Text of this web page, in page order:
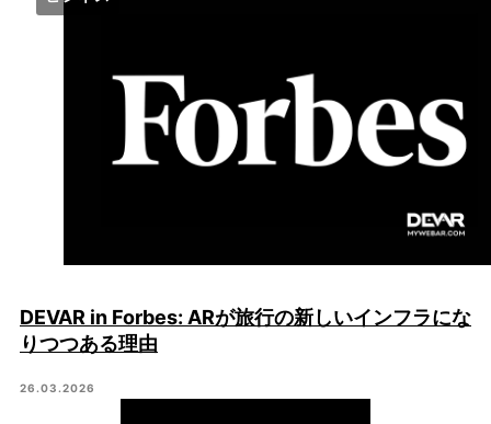
DEVAR in Forbes: ARが旅行の新しいインフラにな
りつつある理由
26.03.2026